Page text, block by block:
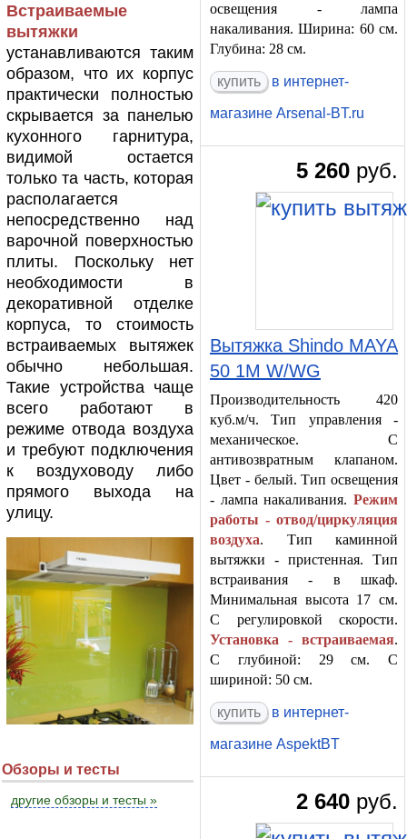
Встраиваемые
вытяжки
устанавливаются таким
образом, что их корпус
практически полностью
скрывается за панелью
кухонного гарнитура,
видимой остается
только та часть, которая
располагается
непосредственно над
варочной поверхностью
плиты. Поскольку нет
необходимости в
декоративной отделке
корпуса, то стоимость
встраиваемых вытяжек
обычно небольшая.
Такие устройства чаще
всего работают в
режиме отвода воздуха
и требуют подключения
к воздуховоду либо
прямого выхода на
улицу.
Обзоры и тесты
другие обзоры и тесты »
освещения - лампа
накаливания. Ширина: 60 см.
Глубина: 28 см.
в интернет-
магазине Arsenal-BT.ru
5 260 руб.
Вытяжка Shindo MAYA
50 1M W/WG
Производительность 420
куб.м/ч. Тип управления -
механическое. С
антивозвратным клапаном.
Цвет - белый. Тип освещения
- лампа накаливания. Режим
работы - отвод/циркуляция
воздуха. Тип каминной
вытяжки - пристенная. Тип
встраивания - в шкаф.
Минимальная высота 17 см.
С регулировкой скорости.
Установка - встраиваемая.
С глубиной: 29 см. С
шириной: 50 см.
в интернет-
магазине AspektBT
2 640 руб.